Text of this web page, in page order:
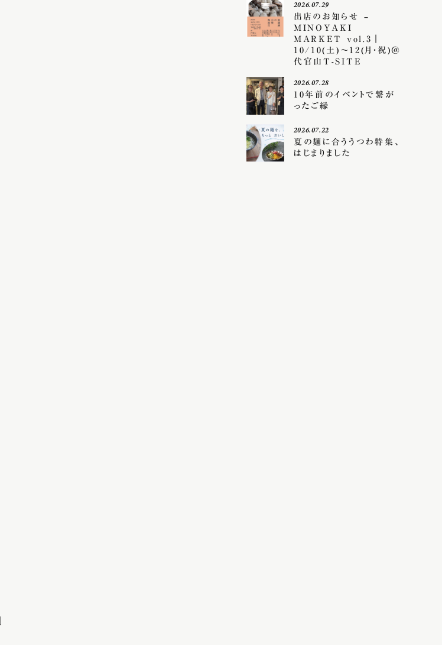
2026.07.29
出店のお知らせ –
MINOYAKI
MARKET vol.3｜
10/10(土)〜12(月・祝)＠
代官山T-SITE
2026.07.28
10年前のイベントで繋が
ったご縁
2026.07.22
夏の麺に合ううつわ特集、
はじまりました